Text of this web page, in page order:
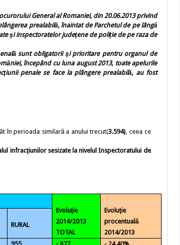
General al Romaniei, din 20.06.2013 privind
prealabilă, înaintat de Parchetul de pe lângă
şi inspectoratelor judeţene de poliţie de pe raza de
sunt obligatorii şi prioritare pentru organul de
începând cu luna august 2013, toate apelurile
penale se face la plângere prealabilă, au fost
în perioada similară a anului trecut(3.594), ceea ce
infracţiunilor sesizate la nivelul Inspectoratului de
Evoluţie
2014/2013
TOTAL
Evoluţie
procentuală
2014/2013
RURAL